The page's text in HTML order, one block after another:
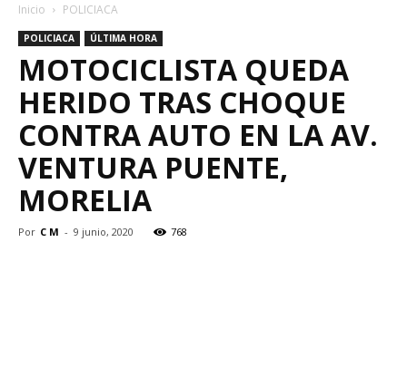
Inicio POLICIACA
POLICIACA ÚLTIMA HORA
MOTOCICLISTA QUEDA
HERIDO TRAS CHOQUE
CONTRA AUTO EN LA AV.
VENTURA PUENTE,
MORELIA
Por C M - 9 junio, 2020 768